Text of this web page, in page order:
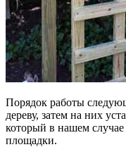
Порядок работы
дереву, затем на них
который в нашем случае
площадки.